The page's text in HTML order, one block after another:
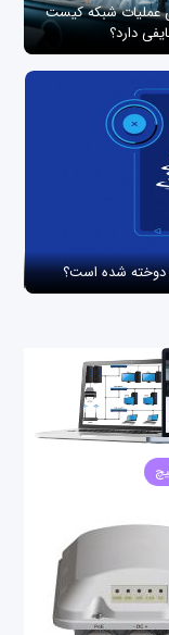
عملیات شبکه کیست
دارد؟
دوخته شده است؟